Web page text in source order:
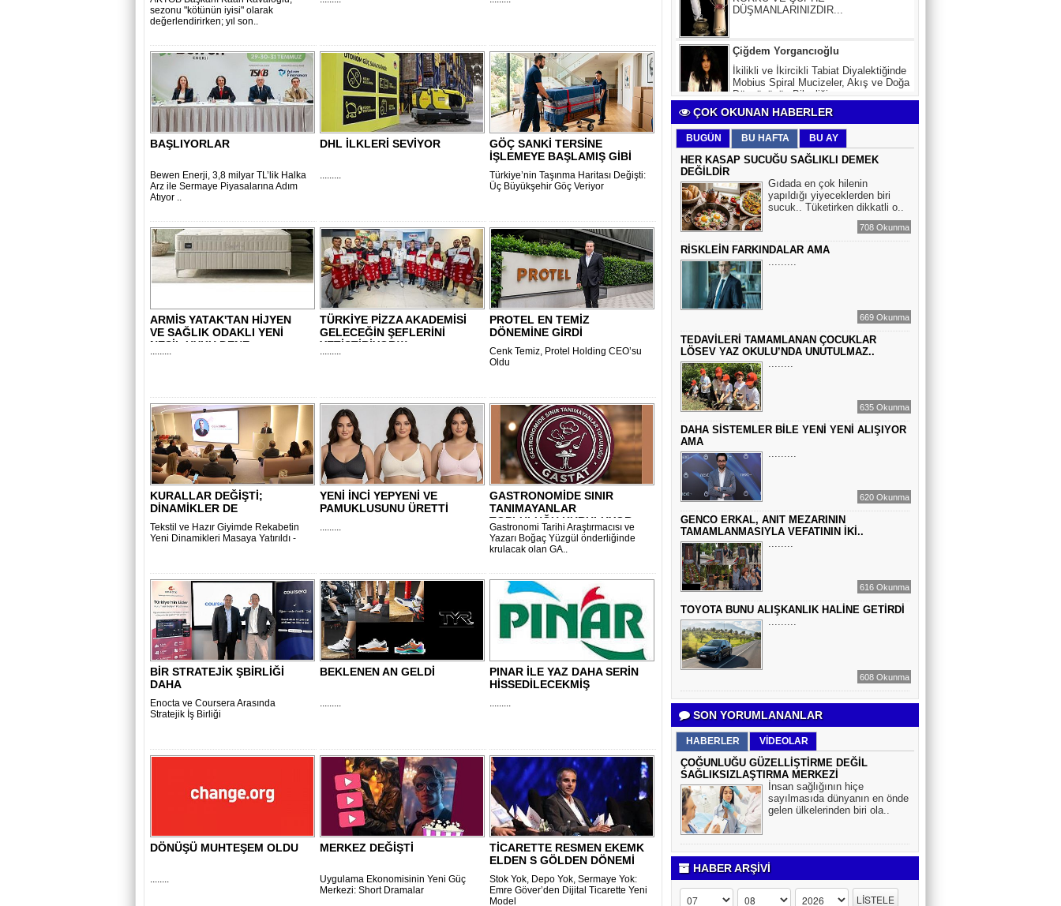
İkilikli ve İkircikli Tabiat Diyalektiğinde
Mobius Spiral Mucizeler, Akış ve Doğa
Döngüsünün Bilgeliği...
GEÇMİŞİN SIRLARINA VAKIF OLUN
EMİR EMİRHANOĞLU
BAYRAMDA ARA VERİN
MACİT SOYDAN
DÜNYANIN MERKEZİNDE YAŞADIĞINI
SANANLAR...
ÇOK OKUNAN HABERLER
BUGÜN BU HAFTA BU AY
HER KASAP SUCUĞU SAĞLIKLI DEMEK
DEĞİLDİR
Gıdada en çok hilenin
yapıldığı yiyeceklerden biri
sucuk.. Tüketirken dikkatli o..
708 Okunma
RİSKLEİN FARKINDALAR AMA
.........
669 Okunma
TEDAVİLERİ TAMAMLANAN ÇOCUKLAR
LÖSEV YAZ OKULU’NDA UNUTULMAZ..
........
635 Okunma
DAHA SİSTEMLER BİLE YENİ YENİ ALIŞIYOR
AMA
.........
620 Okunma
GENCO ERKAL, ANIT MEZARININ
TAMAMLANMASIYLA VEFATININ İKİ..
........
616 Okunma
TOYOTA BUNU ALIŞKANLIK HALİNE GETİRDİ
.........
608 Okunma
SON YORUMLANANLAR
HABERLER VİDEOLAR
ÇOĞUNLUĞU GÜZELLİŞTİRME DEĞİL
SAĞLIKSIZLAŞTIRMA MERKEZİ
İnsan sağlığının hiçe
sayılmasıda dünyanın en önde
gelen ülkelerinden biri ola..
HABER ARŞİVİ
sezonu "kötünün iyisi" olarak
değerlendirirken; yıl son..
BAŞLIYORLAR
Bewen Enerji, 3,8 milyar TL’lik Halka
Arz ile Sermaye Piyasalarına Adım
Atıyor ..
DHL İLKLERİ SEVİYOR
.........
GÖÇ SANKİ TERSİNE
İŞLEMEYE BAŞLAMIŞ GİBİ
Türkiye’nin Taşınma Haritası Değişti:
Üç Büyükşehir Göç Veriyor
ARMİS YATAK'TAN HİJYEN
VE SAĞLIK ODAKLI YENİ
NESİL UYKU DENE..
.........
TÜRKİYE PİZZA AKADEMİSİ
GELECEĞİN ŞEFLERİNİ
YETİŞTİRİYOR!!!..
.........
PROTEL EN TEMİZ
DÖNEMİNE GİRDİ
Cenk Temiz, Protel Holding CEO’su
Oldu
KURALLAR DEĞİŞTİ;
DİNAMİKLER DE
Tekstil ve Hazır Giyimde Rekabetin
Yeni Dinamikleri Masaya Yatırıldı -
YENİ İNCİ YEPYENİ VE
PAMUKLUSUNU ÜRETTİ
.........
GASTRONOMİDE SINIR
TANIMAYANLAR
TOPLULUĞU KURULUYOR
Gastronomi Tarihi Araştırmacısı ve
Yazarı Boğaç Yüzgül önderliğinde
krulacak olan GA..
BİR STRATEJİK ŞBİRLİĞİ
DAHA
Enocta ve Coursera Arasında
Stratejik İş Birliği
BEKLENEN AN GELDİ
.........
PINAR İLE YAZ DAHA SERİN
HİSSEDİLECEKMİŞ
.........
DÖNÜŞÜ MUHTEŞEM OLDU
........
MERKEZ DEĞİŞTİ
Uygulama Ekonomisinin Yeni Güç
Merkezi: Short Dramalar
TİCARETTE RESMEN EKEMK
ELDEN S GÖLDEN DÖNEMİ
Stok Yok, Depo Yok, Sermaye Yok:
Emre Göver’den Dijital Ticarette Yeni
Model